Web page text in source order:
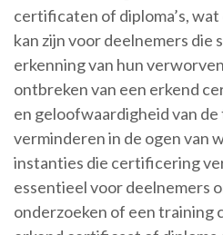
certificaten of diploma’s,
kan zijn voor deelnemers die
erkenning van hun
ontbreken van een erkend
en geloofwaardigheid van
verminderen in de ogen van
instanties die certificering
essentieel voor deelnemers
onderzoeken of een training